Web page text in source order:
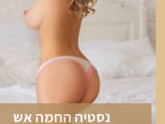
נסטיה החמה אש